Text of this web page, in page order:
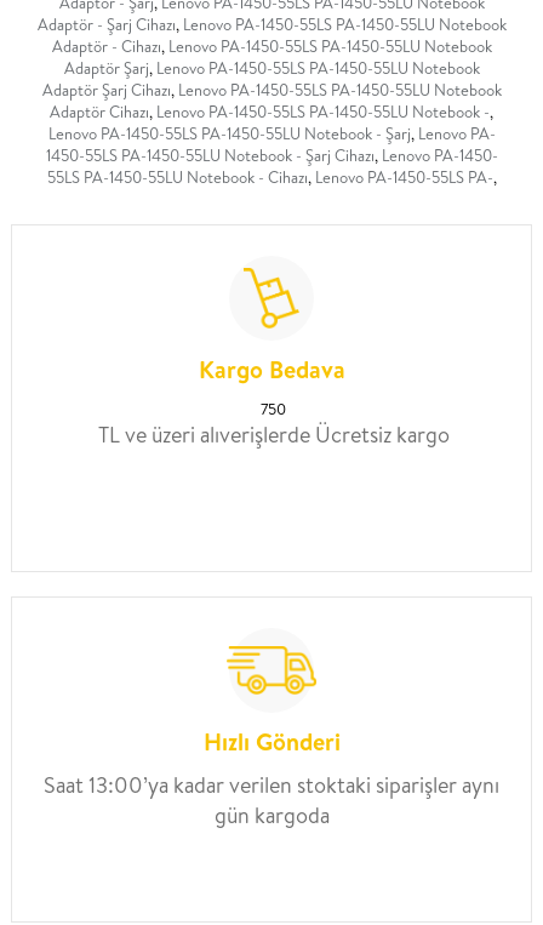
Adaptör - Şarj Cihazı, Lenovo PA-1450-55LS PA-1450-55LU Notebook
Adaptör - Cihazı, Lenovo PA-1450-55LS PA-1450-55LU Notebook
Adaptör Şarj, Lenovo PA-1450-55LS PA-1450-55LU Notebook
Adaptör Şarj Cihazı, Lenovo PA-1450-55LS PA-1450-55LU Notebook
Adaptör Cihazı, Lenovo PA-1450-55LS PA-1450-55LU Notebook -,
Lenovo PA-1450-55LS PA-1450-55LU Notebook - Şarj, Lenovo PA-
1450-55LS PA-1450-55LU Notebook - Şarj Cihazı, Lenovo PA-1450-
55LS PA-1450-55LU Notebook - Cihazı, Lenovo PA-1450-55LS PA-,
Kargo Bedava
750
TL ve üzeri alıverişlerde Ücretsiz kargo
Hızlı Gönderi
Saat 13:00’ya kadar verilen stoktaki siparişler aynı
gün kargoda